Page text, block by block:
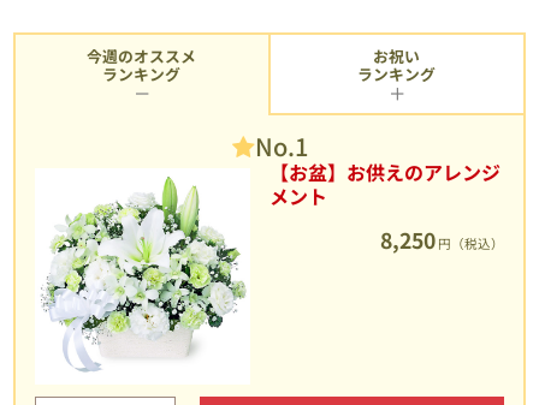
今週のオススメ
ランキング
No.1
【お盆】お供えのアレンジ
メント
8,250 円（税込）
お祝い
ランキング